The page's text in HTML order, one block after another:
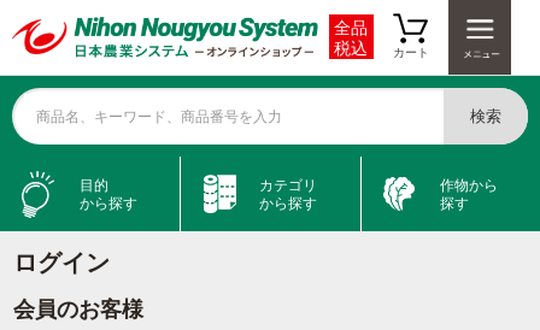
全品
税込
カート
商品名、キーワード、商品番号を入力 検索
目的
から探す
カテゴリ
から探す
作物から
探す
ログイン
会員のお客様